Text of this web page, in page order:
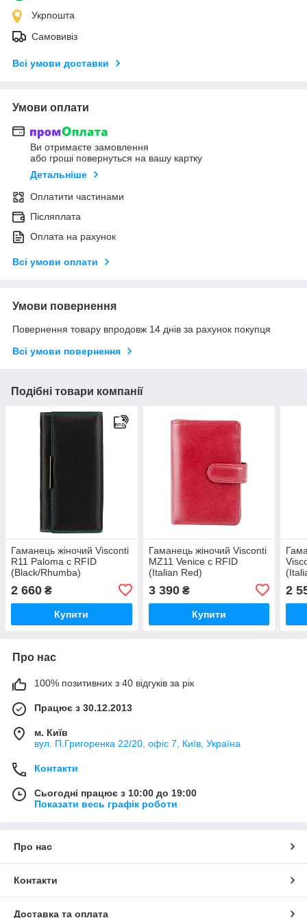
Укрпошта
Самовивіз
Всі умови доставки
Умови оплати
Ви отримаєте замовлення
або гроші повернуться на вашу картку
Детальніше
Оплатити частинами
Післяплата
Оплата на рахунок
Всі умови оплати
Умови повернення
Повернення товару впродовж 14 днів за рахунок покупця
Всі умови повернення
Подібні товари компанії
Гаманець жіночий Visconti
R11 Paloma c RFID
(Black/Rhumba)
2 660 ₴
Купити
Гаманець жіночий Visconti
MZ11 Venice c RFID
(Italian Red)
3 390₴
Купити
2
Про нас
100% позитивних з 40 відгуків за рік
Працює з 30.12.2013
м. Київ
вул. П.Григоренка 22/20, офіс 7, Київ, Україна
Контакти
Сьогодні працює з 10:00 до 19:00
Показати весь графік роботи
Про нас
Контакти
Доставка та оплата